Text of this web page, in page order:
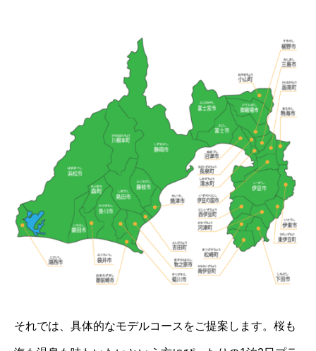
それでは、具体的なモデルコースをご提案します。桜も